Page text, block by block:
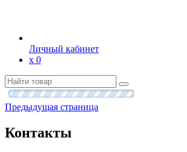
Личный кабинет
х 0
Предыдущая страница
Контакты